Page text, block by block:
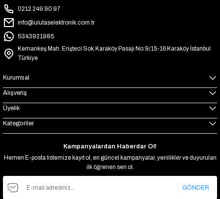
0212 249 90 97
info@ulutaselektronik.com.tr
5343921985
Kemankeş Mah. Erişteci Sok.Karaköy Pasajı No:9/15-16 Karaköy İstanbul
Türkiye
Kurumsal
Alışveriş
Üyelik
Kategoriler
Kampanyalardan Haberdar Ol!
Hemen E-posta listemize kayıt ol, en güncel kampanyalar, yenilikler ve duyuruları
ilk öğrenen sen ol.
GÖNDER